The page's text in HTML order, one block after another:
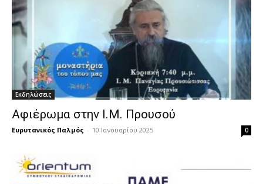
Εκδηλώσεις
Αφιέρωμα στην Ι.Μ. Προυσού
Ευρυτανικός Παλμός - 10 Ιανουαρίου 2025 0